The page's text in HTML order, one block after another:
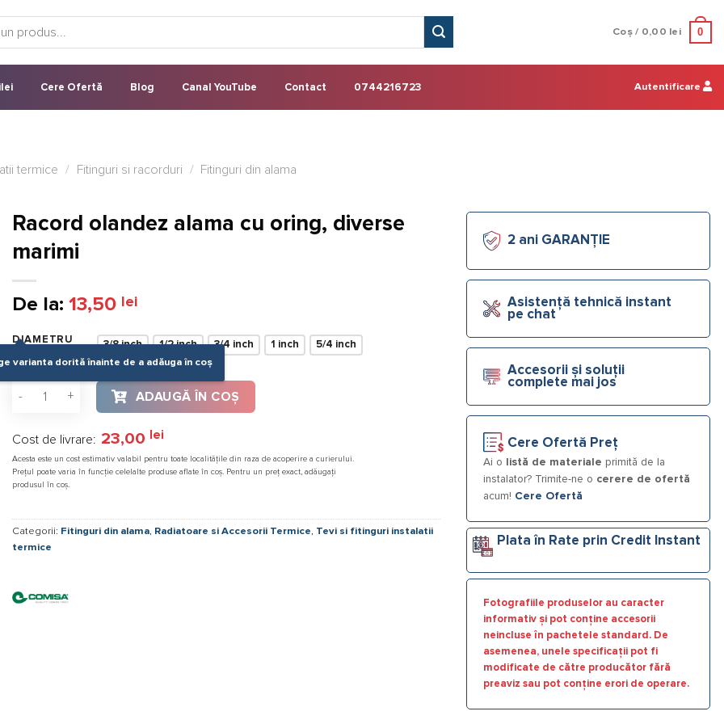
Coș / 0,00 lei 0
Cere Ofertă Blog Canal YouTube Contact 0744216723 Autentificare
termice / Fitinguri si racorduri / Fitinguri din alama
Racord olandez alama cu oring, diverse
marimi
De la: 13,50 lei
DIAMETRU 3/8 inch 1/2 inch 3/4 inch 1 inch
5/4 inch
varianta dorită înainte de a adăuga în coș
Cantitate Racord olandez alama cu oring, diverse marimi
ADAUGĂ ÎN COȘ
Cost de livrare: 23,00 lei
Acesta este un cost estimativ valabil pentru toate localitățile din raza de acoperire a curierului.
Prețul poate varia în funcție celelalte produse aflate în coș. Pentru un preț exact, adăugați
produsul în coș.
Categorii: Fitinguri din alama, Radiatoare si Accesorii Termice, Tevi si fitinguri instalatii
termice
2 ani GARANȚIE
Asistență tehnică instant
pe chat
Accesorii și soluții
complete mai jos
Cere Ofertă Preț
Ai o listă de materiale primită de la
instalator? Trimite-ne o cerere de ofertă
acum! Cere Ofertă
Plata în Rate prin Credit Instant
Fotografiile produselor au caracter
informativ și pot conține accesorii
neincluse în pachetele standard. De
asemenea, unele specificații pot fi
modificate de către producător fără
preaviz sau pot conține erori de operare.